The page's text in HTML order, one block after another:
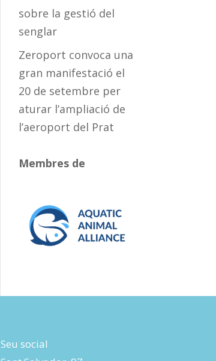
sobre la gestió del
senglar
Zeroport convoca una
gran manifestació el
20 de setembre per
aturar l’ampliació de
l’aeroport del Prat
Membres de
Seu social